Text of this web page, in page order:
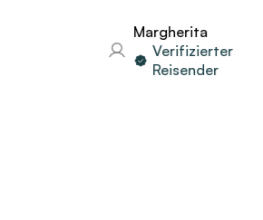
Margherita
Verifizierter
Reisender